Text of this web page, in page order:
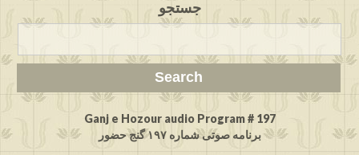
جستجو
Ganj e Hozour audio Program # 197
برنامه صوتی شماره ۱۹۷ گنج حضور